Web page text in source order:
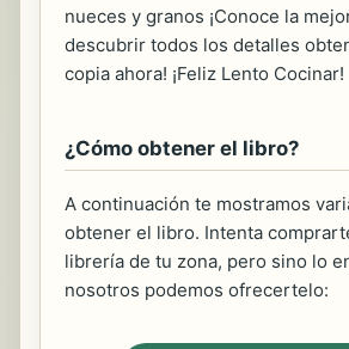
nueces y granos ¡Conoce la
descubrir todos los detalles
copia ahora! ¡Feliz Lento Cocinar!
¿Cómo obtener el libro?
A continuación te mostramos
obtener el libro. Intenta
librería de tu zona, pero sino lo
nosotros podemos ofrecertelo: